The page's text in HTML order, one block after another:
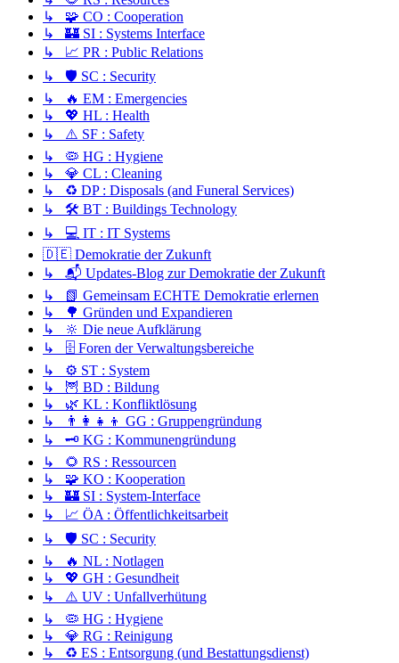
↳ 🧩 CO : Cooperation
↳ 🏰 SI : Systems Interface
↳ 📈 PR : Public Relations
↳ 🛡️ SC : Security
↳ 🔥 EM : Emergencies
↳ 💖 HL : Health
↳ ⚠️ SF : Safety
↳ 🦠 HG : Hygiene
↳ 💎 CL : Cleaning
↳ ♻️ DP : Disposals (and Funeral Services)
↳ 🛠️ BT : Buildings Technology
↳ 💻 IT : IT Systems
🇩🇪 Demokratie der Zukunft
↳ 📬 Updates-Blog zur Demokratie der Zukunft
↳ 📗 Gemeinsam ECHTE Demokratie erlernen
↳ 🌳 Gründen und Expandieren
↳ 🔆 Die neue Aufklärung
↳ 🗄️ Foren der Verwaltungsbereiche
↳ ⚙️ ST : System
↳ 🦉 BD : Bildung
↳ 🌿 KL : Konfliktlösung
↳ 👨‍👩‍👧‍👦 GG : Gruppengründung
↳ 🗝️ KG : Kommunengründung
↳ 🌻 RS : Ressourcen
↳ 🧩 KO : Kooperation
↳ 🏰 SI : System-Interface
↳ 📈 ÖA : Öffentlichkeitsarbeit
↳ 🛡️ SC : Security
↳ 🔥 NL : Notlagen
↳ 💖 GH : Gesundheit
↳ ⚠️ UV : Unfallverhütung
↳ 🦠 HG : Hygiene
↳ 💎 RG : Reinigung
↳ ♻️ ES : Entsorgung (und Bestattungsdienst)